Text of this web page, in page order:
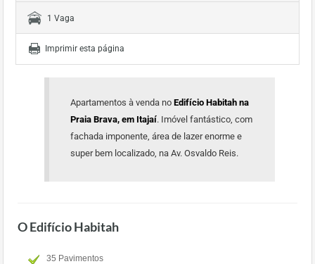
1 Vaga
Imprimir esta página
Apartamentos à venda no Edifício Habitah na
Praia Brava, em Itajaí. Imóvel fantástico, com
fachada imponente, área de lazer enorme e
super bem localizado, na Av. Osvaldo Reis.
O Edifício Habitah
35 Pavimentos